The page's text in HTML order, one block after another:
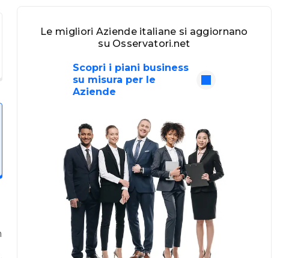
Le migliori Aziende italiane si aggiornano
su Osservatori.net
Scopri i piani business
su misura per le
Aziende